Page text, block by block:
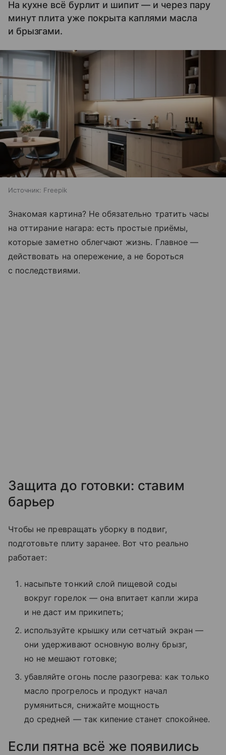
На кухне всё бурлит и шипит — и через пару
минут плита уже покрыта каплями масла
и брызгами.
Источник: Freepik
Знакомая картина? Не обязательно тратить часы
на оттирание нагара: есть простые приёмы,
которые заметно облегчают жизнь. Главное —
действовать на опережение, а не бороться
с последствиями.
Защита до готовки: ставим
барьер
Чтобы не превращать уборку в подвиг,
подготовьте плиту заранее. Вот что реально
работает:
насыпьте тонкий слой пищевой соды
вокруг горелок — она впитает капли жира
и не даст им прикипеть;
используйте крышку или сетчатый экран —
они удерживают основную волну брызг,
но не мешают готовке;
убавляйте огонь после разогрева: как только
масло прогрелось и продукт начал
румяниться, снижайте мощность
до средней — так кипение станет спокойнее.
Если пятна всё же появились